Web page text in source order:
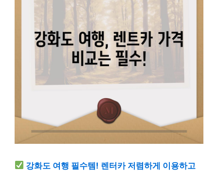
강화도 여행 필수템! 렌터카 저렴하게 이용하고